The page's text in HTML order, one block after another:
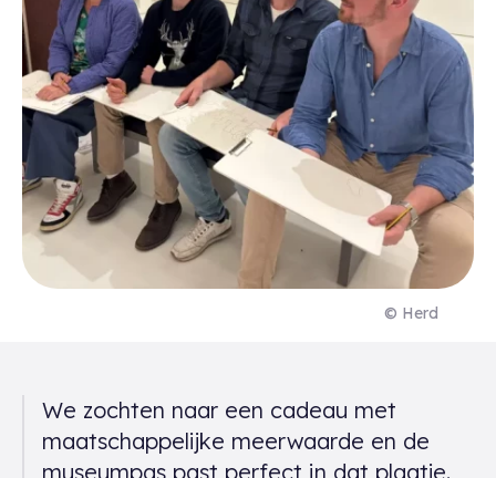
© Herd
Een gerelateerd citaat
We zochten naar een cadeau met
maatschappelijke meerwaarde en de
museumpas past perfect in dat plaatje.